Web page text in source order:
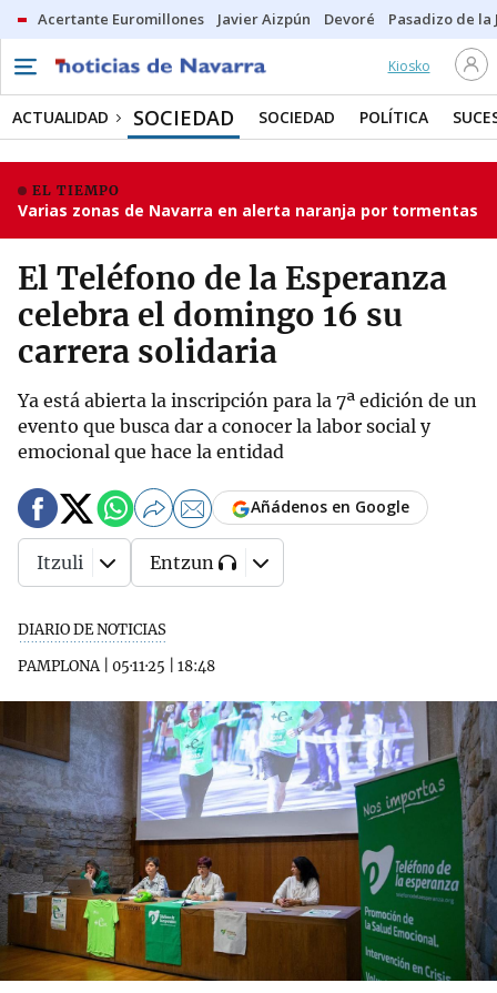
Acertante Euromillones Javier Aizpún Devoré Pasadizo de la
Kiosko
ACTUALIDAD SOCIEDAD SOCIEDAD POLÍTICA
EL TIEMPO
Varias zonas de Navarra en alerta naranja por tormentas
El Teléfono de la Esperanza
celebra el domingo 16 su
carrera solidaria
Ya está abierta la inscripción para la 7ª edición de un
evento que busca dar a conocer la labor social y
emocional que hace la entidad
DIARIO DE NOTICIAS
PAMPLONA| 05·11·25 18:48
Añádenos en Google
Itzuli Entzun